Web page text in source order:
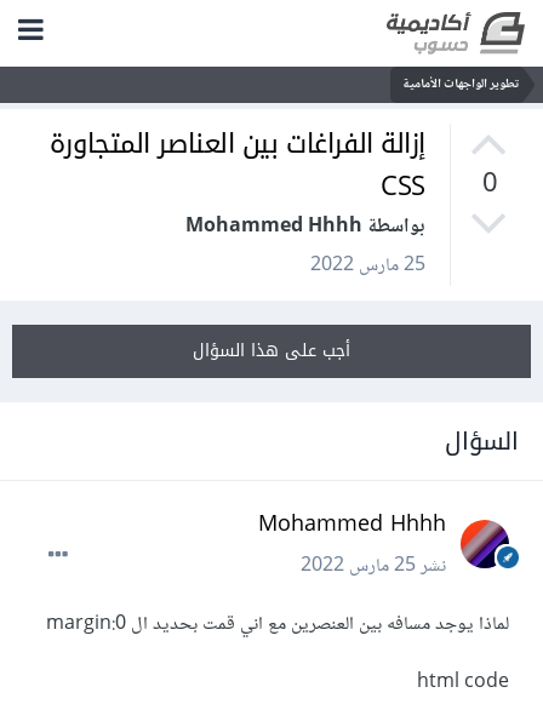
تطوير الواجهات الأمامية
0
إزالة الفراغات بين العناصر المتجاورة
CSS
بواسطة Mohammed Hhhh
25 مارس 2022
أجب على هذا السؤال
السؤال
Mohammed Hhhh
نشر25 مارس 2022
لماذا يوجد مسافه بين العنصرين مع اني قمت بحديد ال margin:0
html code